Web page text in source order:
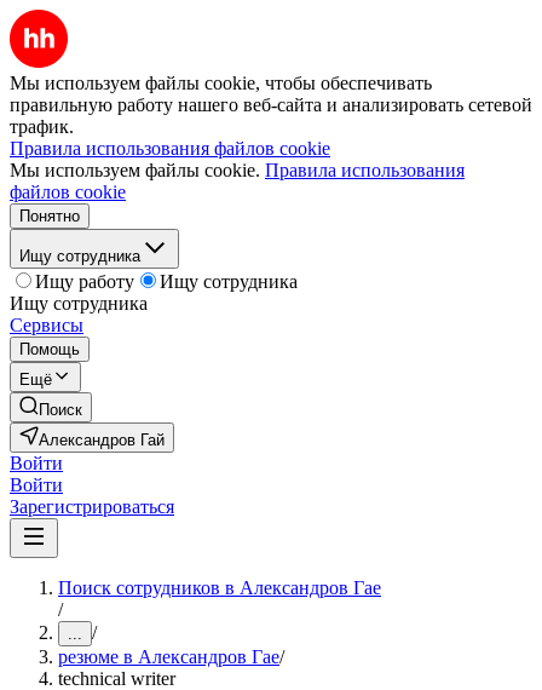
Мы используем файлы cookie, чтобы обеспечивать
правильную работу нашего веб-сайта и анализировать сетевой
трафик.
Правила использования файлов cookie
Мы используем файлы cookie. Правила использования
файлов cookie
Понятно
Ищу сотрудника
Ищу работу
Ищу сотрудника
Ищу сотрудника
Сервисы
Помощь
Ещё
Поиск
Александров Гай
Войти
Войти
Зарегистрироваться
Поиск сотрудников в Александров Гае
/
... /
резюме в Александров Гае/
technical writer